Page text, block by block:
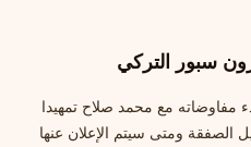
سبور التركي
مفاوضاته مع محمد صلاح تمهيدا
ومتى سيتم الإعلان عنها